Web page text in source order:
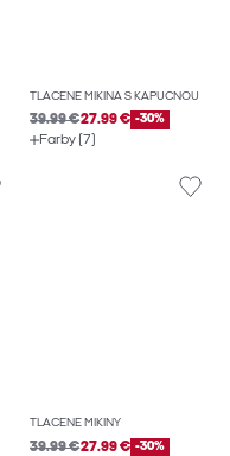
TLAČENÉ MIKINA S KAPUCŇOU
39.99 €27.99 € -30%
Farby (7)
TLAČENÉ MIKINY
39.99 €27.99 € -30%